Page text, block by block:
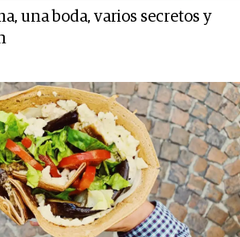
una boda, varios secretos y